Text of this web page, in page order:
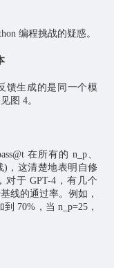
编程挑战的疑惑。
馈生成的是同一个模
图 4。
在所有的 n_p、
)，这清楚地表明自修
对于 GPT-4，有几个
线的通过率。例如，
70%，当 n_p=25，